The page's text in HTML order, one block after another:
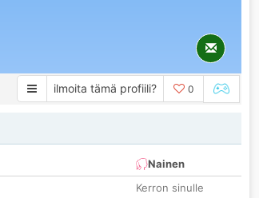
ilmoita tämä profiili? 0
Nainen
Kerron sinulle